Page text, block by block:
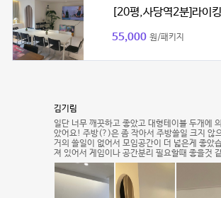
[20평,사당역2분]라이
55,000 원/패키지
김기림
일단 너무 깨끗하고 좋았고 대형테이블 두개에
았어요! 주방(?)은 좀 작아서 주방쓸일 크지 않
거의 쓸일이 없어서 모임공간이 더 넓은게 좋았
져 있어서 게임이나 공간분리 필요할때 좋을것